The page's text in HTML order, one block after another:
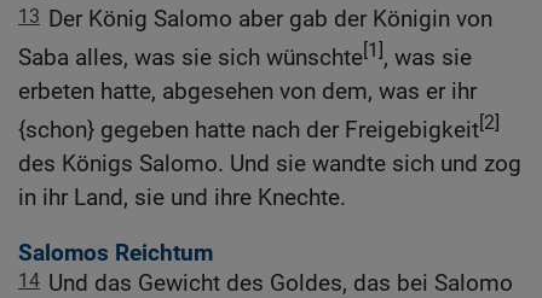
13 Der König Salomo aber gab der Königin von
Saba alles, was sie sich wünschte[1], was sie
erbeten hatte, abgesehen von dem, was er ihr
{schon} gegeben hatte nach der Freigebigkeit[2]
des Königs Salomo. Und sie wandte sich und zog
in ihr Land, sie und ihre Knechte.
Salomos Reichtum
14 Und das Gewicht des Goldes, das bei Salomo